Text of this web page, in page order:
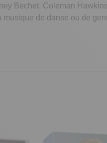
Bechet, Coleman
de danse ou de